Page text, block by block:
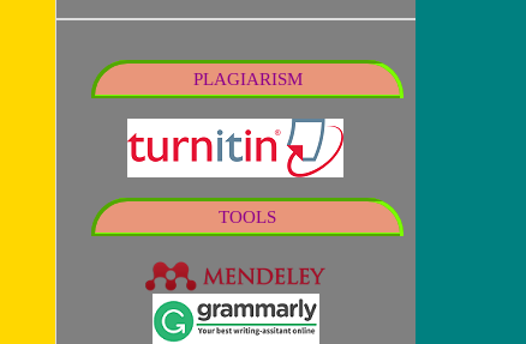
PLAGIARISM
TOOLS